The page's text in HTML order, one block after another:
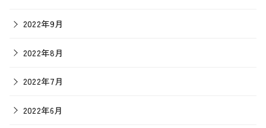
2022年9月
2022年8月
2022年7月
2022年6月